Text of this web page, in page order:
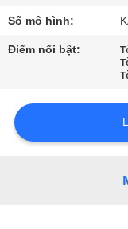
THAM
QUAN
MÁY
Số mô hình:
Điểm nổi bật: